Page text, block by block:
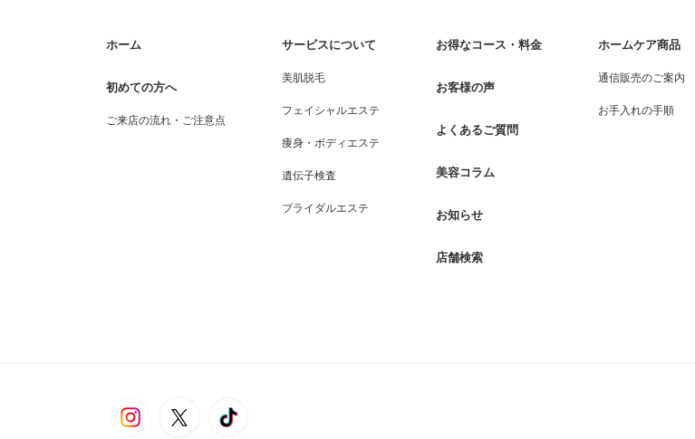
ホーム
初めての方へ
ご来店の流れ・ご注意点
サービスについて
美肌脱毛
フェイシャルエステ
痩身・ボディエステ
遺伝子検査
ブライダルエステ
お得なコース・料金
お客様の声
よくあるご質問
美容コラム
お知らせ
店舗検索
ホームケア商品
通信販売のご案内
お手入れの手順